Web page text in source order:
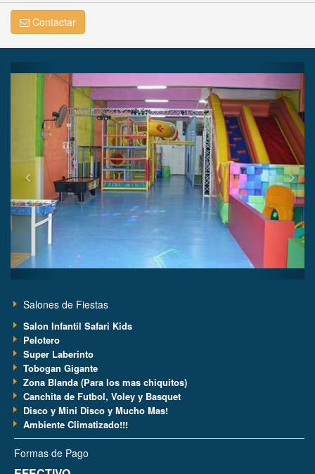
Contactar
Previous Next
Salones de Fiestas
Salon Infantil Safari Kids
Pelotero
Super Laberinto
Tobogan Gigante
Zona Blanda (Para los mas chiquitos)
Canchita de Futbol, Voley y Basquet
Disco y Mini Disco y Mucho Mas!
Ambiente Climatizado!!!
Formas de Pago